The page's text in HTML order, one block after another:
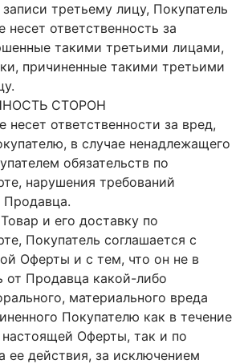
третьему лицу, Покупатель
ответственность за
такими третьими лицами,
причиненные такими третьими
СТОРОН
несет ответственности за вред,
в случае ненадлежащего
обязательств по
нарушения требований
Продавца.
и его доставку по
Покупатель соглашается с
Оферты и с тем, что он не в
от Продавца какой-либо
материального вреда
Покупателю как в течение
Оферты, так и по
ее действия, за исключением